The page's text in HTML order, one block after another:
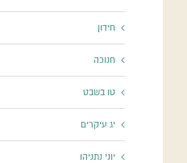
חידון
חנוכה
טו בשבט
יג עיקרים
יוני נתניהו